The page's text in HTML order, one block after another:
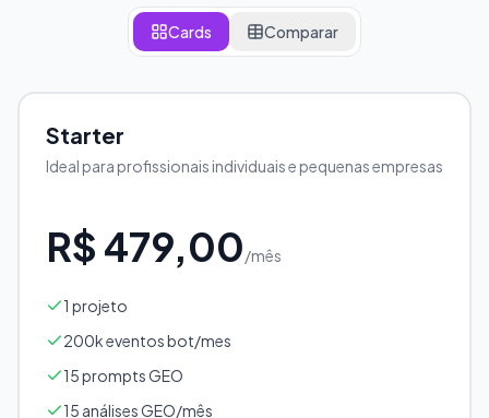
Cards Comparar
Starter
Ideal para profissionais individuais e pequenas empresas
R$ 479,00/mês
1 projeto
200k eventos bot/mes
15 prompts GEO
15 análises GEO/mês